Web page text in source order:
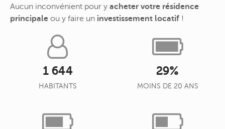
Aucun inconvénient pour y acheter votre résidence
principale ou y faire un investissement locatif !
1 644
HABITANTS
29%
MOINS DE 20 ANS